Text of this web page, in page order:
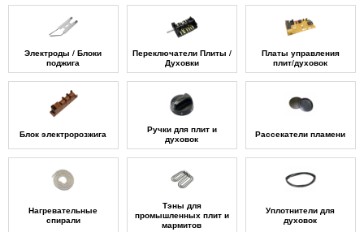
Электроды / Блоки
поджига
Переключатели Плиты /
Духовки
Платы управления
плит/духовок
Блок электророзжига
Ручки для плит и
духовок
Рассекатели пламени
Нагревательные
спирали
Тэны для
промышленных плит и
мармитов
Уплотнители для
духовок